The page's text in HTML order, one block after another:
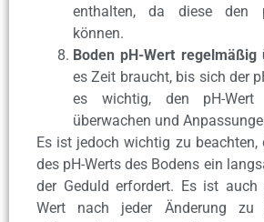
enthalten, da diese den
können.
Boden pH-Wert regelmäßig
es Zeit braucht, bis sich der
es wichtig, den pH-Wert
überwachen und
Es ist jedoch wichtig zu beachten,
des pH-Werts des Bodens ein
der Geduld erfordert. Es ist auch
Wert nach jeder Änderung zu